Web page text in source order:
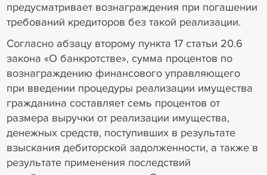
предусматривает вознаграждения при погашении
требований кредиторов без такой реализации.
Согласно абзацу второму пункта 17 статьи 20.6
закона «О банкротстве», сумма процентов по
вознаграждению финансового управляющего
при введении процедуры реализации имущества
гражданина составляет семь процентов от
размера выручки от реализации имущества,
денежных средств, поступивших в результате
взыскания дебиторской задолженности, а также в
результате применения последствий